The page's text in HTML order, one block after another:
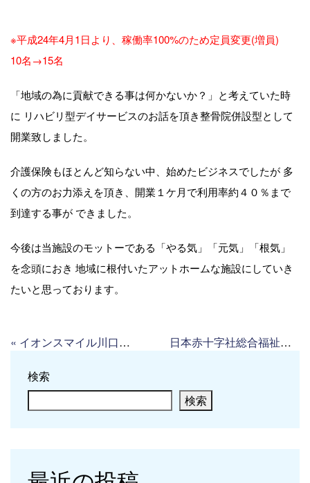
※平成24年4月1日より、稼働率100%のため定員変更(増員)
10名→15名
「地域の為に貢献できる事は何かないか？」と考えていた時
に リハビリ型デイサービスのお話を頂き整骨院併設型として
開業致しました。
介護保険もほとんど知らない中、始めたビジネスでしたが 多
くの方のお力添えを頂き、開業１ケ月で利用率約４０％まで
到達する事が できました。
今後は当施設のモットーである「やる気」「元気」「根気」
を念頭におき 地域に根付いたアットホームな施設にしていき
たいと思っております。
« イオンスマイル川口南鳩ヶ谷店 日本赤十字社総合福祉センター『レクロス広尾』(デイケアセンター)
検索
検索